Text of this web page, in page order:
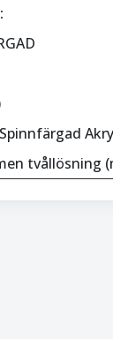
tvållösning